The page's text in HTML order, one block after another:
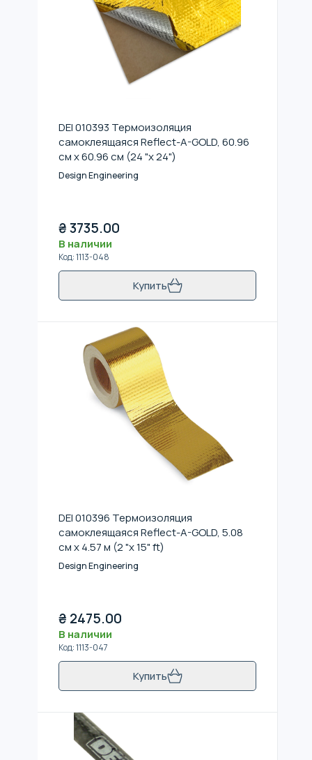
DEI 010393 Термоизоляция
самоклеящаяся Reflect-A-GOLD, 60.96
см x 60.96 см (24 "x 24")
Design Engineering
₴3735.00
В наличии
Код:1113-048
Купить
DEI 010396 Термоизоляция
самоклеящаяся Reflect-A-GOLD, 5.08
см x 4.57 м (2 "x 15" ft)
Design Engineering
₴ 2475.00
В наличии
Код:1113-047
Купить